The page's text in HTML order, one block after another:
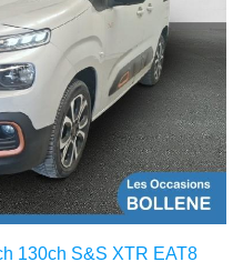
130ch S&S XTR EAT8